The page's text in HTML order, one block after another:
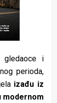
gledaoce i
perioda,
izađu iz
modernom